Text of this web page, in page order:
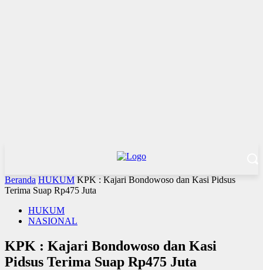
Beranda HUKUM KPK : Kajari Bondowoso dan Kasi Pidsus
Terima Suap Rp475 Juta
HUKUM
NASIONAL
KPK : Kajari Bondowoso dan Kasi
Pidsus Terima Suap Rp475 Juta